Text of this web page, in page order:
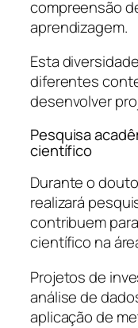
compreensão
aprendizagem.
Esta
diferentes
desenvolver
Pesquisa
científico
Durante o
realizará
contribuem
científico na
Projetos de
análise de
aplicação de